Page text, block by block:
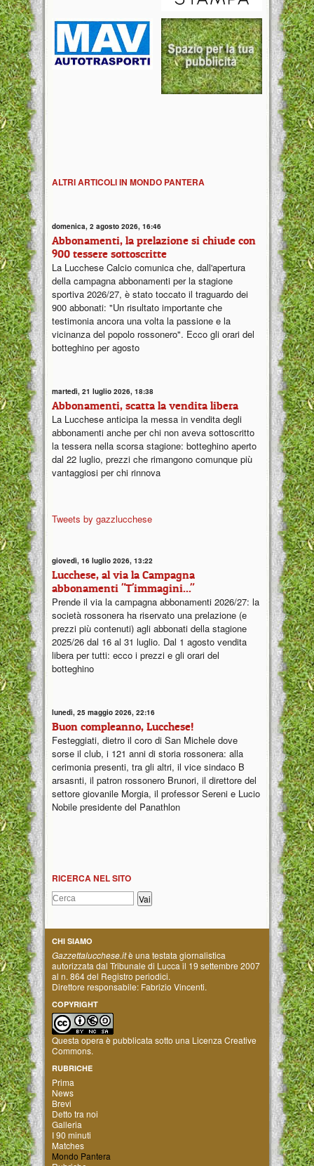
ALTRI ARTICOLI IN MONDO PANTERA
domenica, 2 agosto 2026, 16:46
Abbonamenti, la prelazione si chiude con
900 tessere sottoscritte
La Lucchese Calcio comunica che, dall'apertura
della campagna abbonamenti per la stagione
sportiva 2026/27, è stato toccato il traguardo dei
900 abbonati: "Un risultato importante che
testimonia ancora una volta la passione e la
vicinanza del popolo rossonero". Ecco gli orari del
botteghino per agosto
martedì, 21 luglio 2026, 18:38
Abbonamenti, scatta la vendita libera
La Lucchese anticipa la messa in vendita degli
abbonamenti anche per chi non aveva sottoscritto
la tessera nella scorsa stagione: botteghino aperto
dal 22 luglio, prezzi che rimangono comunque più
vantaggiosi per chi rinnova
Tweets by gazzlucchese
giovedì, 16 luglio 2026, 13:22
Lucchese, al via la Campagna
abbonamenti "T'immagini..."
Prende il via la campagna abbonamenti 2026/27: la
società rossonera ha riservato una prelazione (e
prezzi più contenuti) agli abbonati della stagione
2025/26 dal 16 al 31 luglio. Dal 1 agosto vendita
libera per tutti: ecco i prezzi e gli orari del
botteghino
lunedì, 25 maggio 2026, 22:16
Buon compleanno, Lucchese!
Festeggiati, dietro il coro di San Michele dove
sorse il club, i 121 anni di storia rossonera: alla
cerimonia presenti, tra gli altri, il vice sindaco B
arsasnti, il patron rossonero Brunori, il direttore del
settore giovanile Morgia, il professor Sereni e Lucio
Nobile presidente del Panathlon
RICERCA NEL SITO
CHI SIAMO
Gazzettalucchese.itè una testata giornalistica
autorizzata dal Tribunale di Lucca il 19 settembre 2007
al n. 864 del Registro periodici.
Direttore responsabile: Fabrizio Vincenti.
COPYRIGHT
Questa opera è pubblicata sotto una Licenza Creative
Commons.
RUBRICHE
Prima
News
Brevi
Detto tra noi
Galleria
I 90 minuti
Matches
Mondo Pantera